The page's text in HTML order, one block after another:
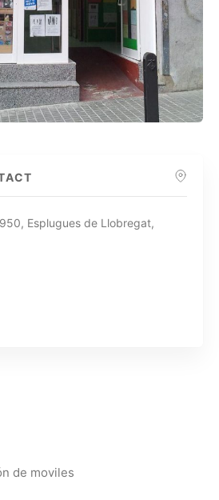
Esplugues de Llobregat,
de moviles